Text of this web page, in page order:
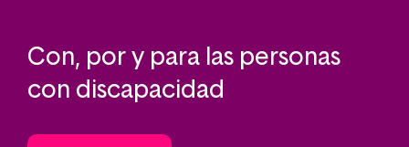
Con, por y para las personas
con discapacidad